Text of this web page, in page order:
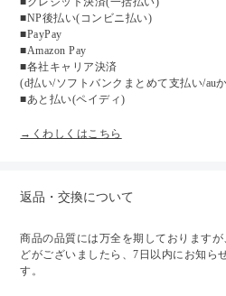
■NP後払い(コンビニ払い)
■PayPay
■Amazon Pay
■各社キャリア決済
(d払い/ソフトバンクまとめて支払い/au
■あと払い(ペイディ)
→くわしくはこちら
返品・交換について
商品の品質には万全を期しております
どがございましたら、7日以内にお知ら
す。